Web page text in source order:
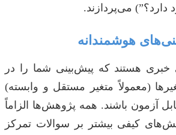
دارد؟”) می‌پردازند.
هوشمندانه
خبری هستند که پیش‌بینی شما را در
(معمولاً متغیر مستقل و وابسته)
آزمون باشند. همه پژوهش‌ها الزاماً
کیفی بیشتر بر سوالات تمرکز